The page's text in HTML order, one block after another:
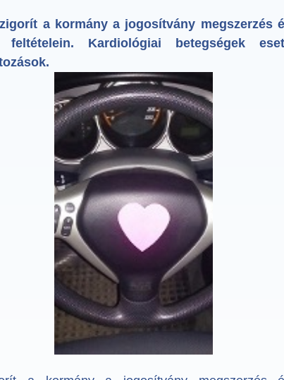
a kormány a jogosítvány megszerzés
feltételein. Kardiológiai betegségek